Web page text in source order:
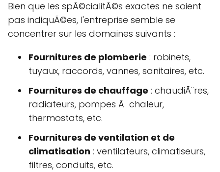
Bien que les spÃ©cialitÃ©s exactes ne soient
pas indiquÃ©es, l'entreprise semble se
concentrer sur les domaines suivants :
Fournitures de plomberie : robinets,
tuyaux, raccords, vannes, sanitaires, etc.
Fournitures de chauffage : chaudiÃ¨res,
radiateurs, pompes Ã chaleur,
thermostats, etc.
Fournitures de ventilation et de
climatisation : ventilateurs, climatiseurs,
filtres, conduits, etc.